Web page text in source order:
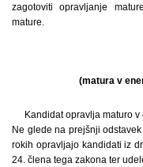
zagotoviti opravljanje
mature.
(matura v
Kandidat opravlja maturo
Ne glede na prejšnji
rokih opravljajo kandidati iz
24. člena tega zakona ter